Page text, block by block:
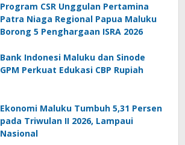
Program CSR Unggulan Pertamina
Patra Niaga Regional Papua Maluku
Borong 5 Penghargaan ISRA 2026
Bank Indonesi Maluku dan Sinode
GPM Perkuat Edukasi CBP Rupiah
Ekonomi Maluku Tumbuh 5,31 Persen
pada Triwulan II 2026, Lampaui
Nasional